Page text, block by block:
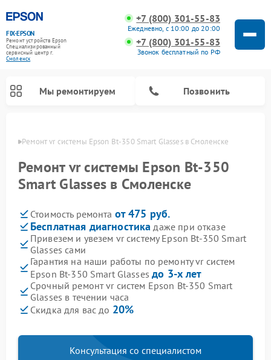
FIX-EPSON
Ремонт устройств Epson
Специализированный
cервисный центр г.
Смоленск
+7 (800) 301-55-83
Ежедневно, с 10:00 до 20:00
+7 (800) 301-55-83
Звонок бесплатный по РФ
Мы ремонтируем Позвонить
Ремонт vr системы Epson Bt-350 Smart Glasses в Смоленске
Ремонт vr системы Epson Bt-350
Smart Glasses в Смоленске
Стоимость ремонта от 475 руб.
Бесплатная диагностика даже при отказе
Привезем и увезем vr систему Epson Bt-350 Smart
Glasses сами
Гарантия на наши работы по ремонту vr систем
Epson Bt-350 Smart Glassesдо 3-х лет
Срочный ремонт vr систем Epson Bt-350 Smart
Glasses в течении часа
Скидка для вас до 20%
Консультация со специалистом